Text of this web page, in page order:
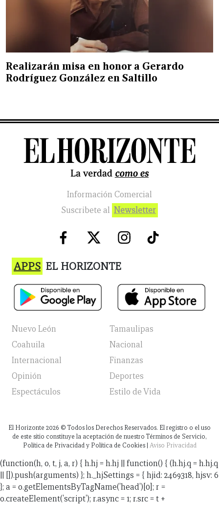
Realizarán misa en honor a Gerardo
Rodríguez González en Saltillo
Información Comercial
Suscribete al Newsletter
APPS EL HORIZONTE
Nuevo León
Tamaulipas
Coahuila
Nacional
Internacional
Finanzas
Opinión
Deportes
Espectáculos
Estilo de Vida
El Horizonte 2026 © Todos los Derechos Reservados. El registro o el uso
de este sitio constituye la aceptación de nuestro Términos de Servicio,
Política de Privacidad y Política de Cookies | Aviso Privacidad
(function(h, o, t, j, a, r) { h.hj = h.hj || function() { (h.hj.q = h.hj.q
|| []).push(arguments) }; h._hjSettings = { hjid: 2469318, hjsv: 6
}; a = o.getElementsByTagName('head')[0]; r =
o.createElement('script'); r.async = 1; r.src = t +